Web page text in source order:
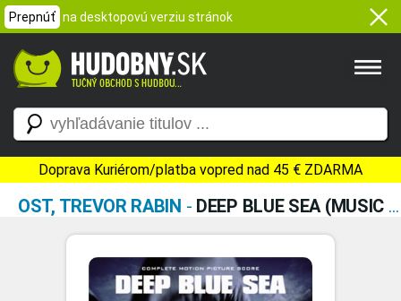
Prepnúť na desktopovú verziu stránok
Doprava Kuriérom/platba vopred nad 45 € ZDARMA
OST, TREVOR RABIN - DEEP BLUE SEA (MUSIC FROM THE MOTION PICTURE)